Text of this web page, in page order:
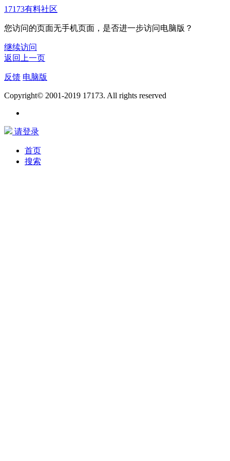
17173有料社区
您访问的页面无手机页面，是否进一步访问电脑版？
继续访问
返回上一页
反馈 电脑版
Copyright© 2001-2019 17173. All rights reserved
请登录
首页
搜索